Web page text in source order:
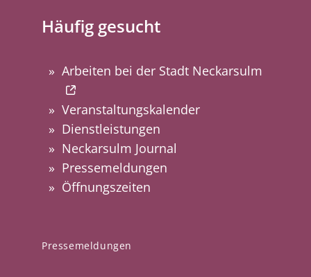
Pressemeldungen
Häufig gesucht
Arbeiten bei der Stadt Neckarsulm
Veranstaltungskalender
Dienstleistungen
Neckarsulm Journal
Pressemeldungen
Öffnungszeiten